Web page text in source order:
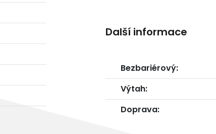
Další informace
Bezbariérový:
Výtah:
Doprava: